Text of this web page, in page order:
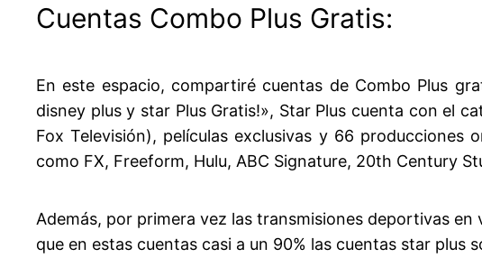
Cuentas Combo Plus Gratis:
En este espacio, compartiré cuentas de Combo Plus
disney plus y star Plus Gratis!», Star Plus cuenta con el
Fox Televisión), películas exclusivas y 66 producciones
como FX, Freeform, Hulu, ABC Signature, 20th Century
Además, por primera vez las transmisiones deportivas
que en estas cuentas casi a un 90% las cuentas star